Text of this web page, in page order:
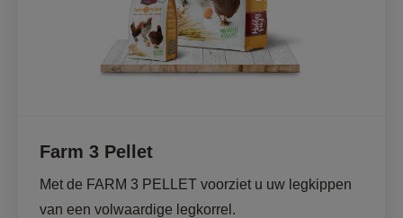
Farm 3 Pellet
Met de FARM 3 PELLET voorziet u uw legkippen
van een volwaardige legkorrel.